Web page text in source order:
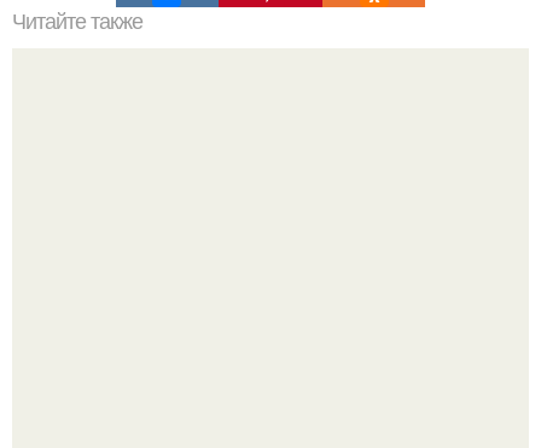
Читайте также